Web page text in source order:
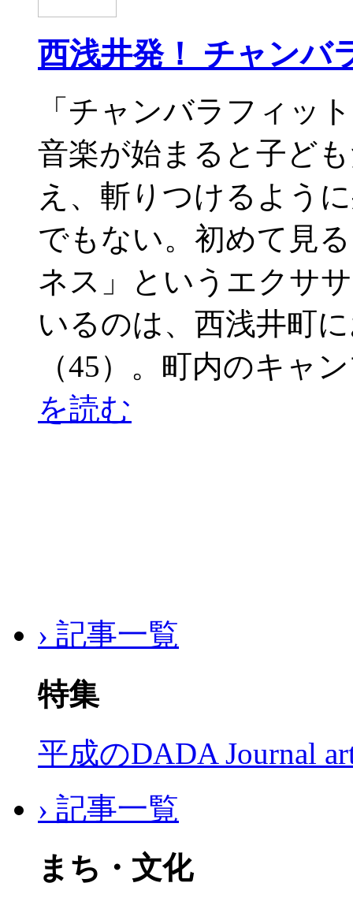
西浅井発！ チャンバ
「チャンバラフィ
音楽が始まると子ど
え、斬りつけるよう
でもない。初めて見
ネス」というエクサ
いるのは、西浅井町
（45）。町内のキ
を読む
› 記事一覧
特集
平成のDADA Journal
› 記事一覧
まち・文化